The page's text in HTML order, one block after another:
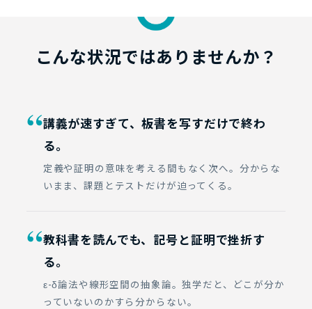
こんな状況ではありませんか？
“講義が速すぎて、板書を写すだけで終わ
る。
定義や証明の意味を考える間もなく次へ。分からな
いまま、課題とテストだけが迫ってくる。
“教科書を読んでも、記号と証明で挫折す
る。
ε-δ論法や線形空間の抽象論。独学だと、どこが分か
っていないのかすら分からない。